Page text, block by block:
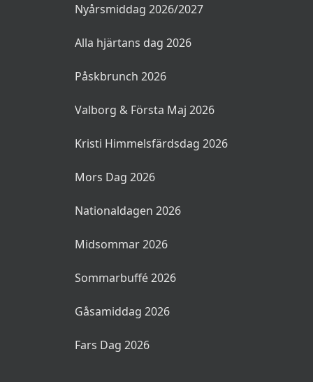
Nyårsmiddag 2026/2027
Alla hjärtans dag 2026
Påskbrunch 2026
Valborg & Första Maj 2026
Kristi Himmelsfärdsdag 2026
Mors Dag 2026
Nationaldagen 2026
Midsommar 2026
Sommarbuffé 2026
Gåsamiddag 2026
Fars Dag 2026